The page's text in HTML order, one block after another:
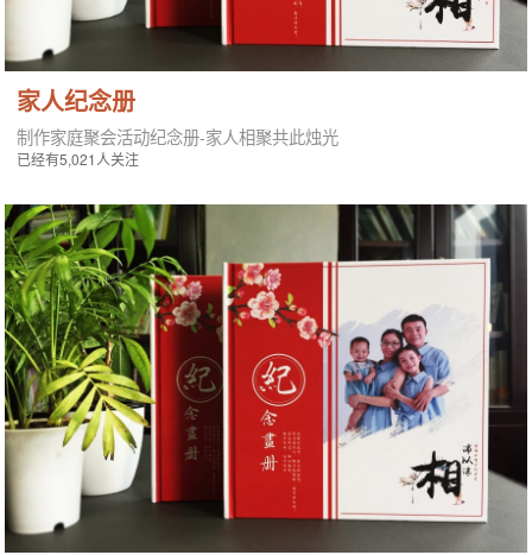
家人纪念册
制作家庭聚会活动纪念册-家人相聚共此烛光
已经有5,021人关注